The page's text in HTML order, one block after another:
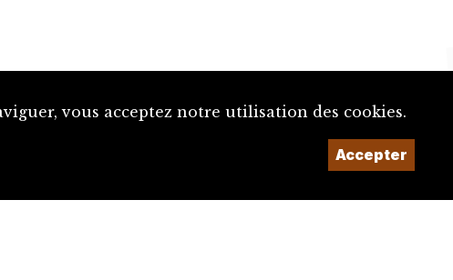
vous acceptez notre utilisation des cookies.
Accepter